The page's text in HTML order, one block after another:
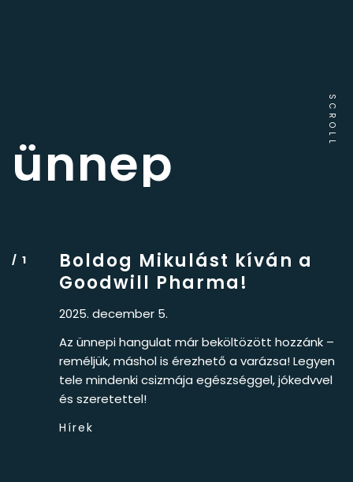
ünnep
SCROLL
Boldog Mikulást kíván a
Goodwill Pharma!
2025. december 5.
Az ünnepi hangulat már beköltözött hozzánk –
reméljük, máshol is érezhető a varázsa! Legyen
tele mindenki csizmája egészséggel, jókedvvel
és szeretettel!
Hírek